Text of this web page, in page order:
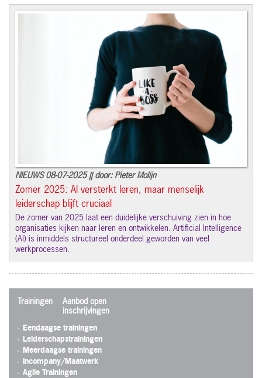
NIEUWS 08-07-2025 || door: Pieter Molijn
Zomer 2025: AI versterkt leren, maar menselijk
leiderschap blijft cruciaal
De zomer van 2025 laat een duidelijke verschuiving zien in hoe
organisaties kijken naar leren en ontwikkelen. Artificial Intelligence
(AI) is inmiddels structureel onderdeel geworden van veel
werkprocessen.
Trainingen
Aanbod open
inschrijvingen
Eendaagse trainingen
Leiderschapstrainingen
Meerdaagse trainingen
Incompany/Maatwerk
Agile Trainingen